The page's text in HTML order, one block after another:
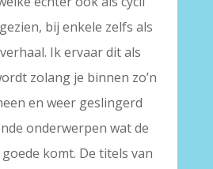
bij enkele zelfs als
Ik ervaar dit als
zolang je binnen zo’n
en weer geslingerd
onderwerpen wat de
komt. De titels van